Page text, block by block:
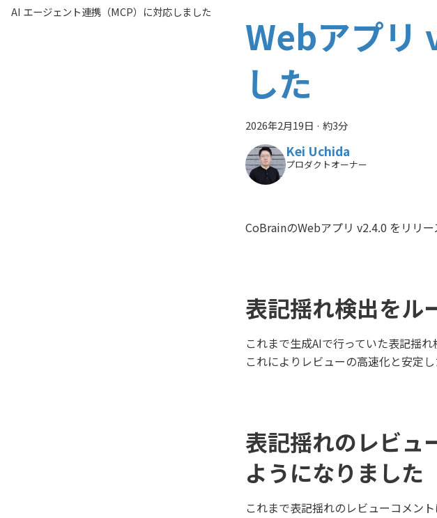
AI エージェント連携（MCP）に対応しました
Webアプリ
した
2026年2月19日 · 約3分
Kei Uchida
プロダクトオーナー
CoBrainのWebアプリ v2.4.0 をリリ
表記揺れ検出をル
これまで生成AIで行っていた表記揺
これによりレビューの高速化と安定
表記揺れのレビュ
ようになりました
これまで表記揺れのレビューコメン